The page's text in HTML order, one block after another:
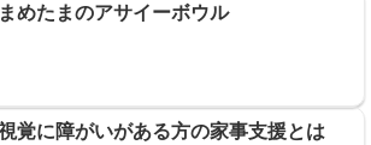
まめたまのアサイーボウル
覚に障がいがある方の家事支援とは